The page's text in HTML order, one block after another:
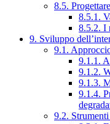
8.5.
8.5.1.
8.5.2. I
9. Sviluppo
9.1.
9.1.1.
9.1.2.
9.1.3.
9.1.4.
9.2.